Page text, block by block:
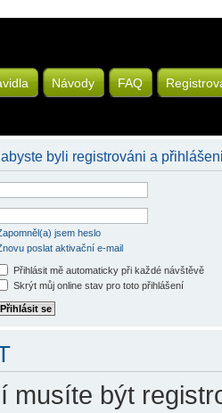
Návody FAQ
byli registrováni a
jsem heslo
poslat aktivační e-mail
Přihlásit mě automaticky při každé návštěvě
Skrýt můj online stav pro toto přihlášení
musíte být